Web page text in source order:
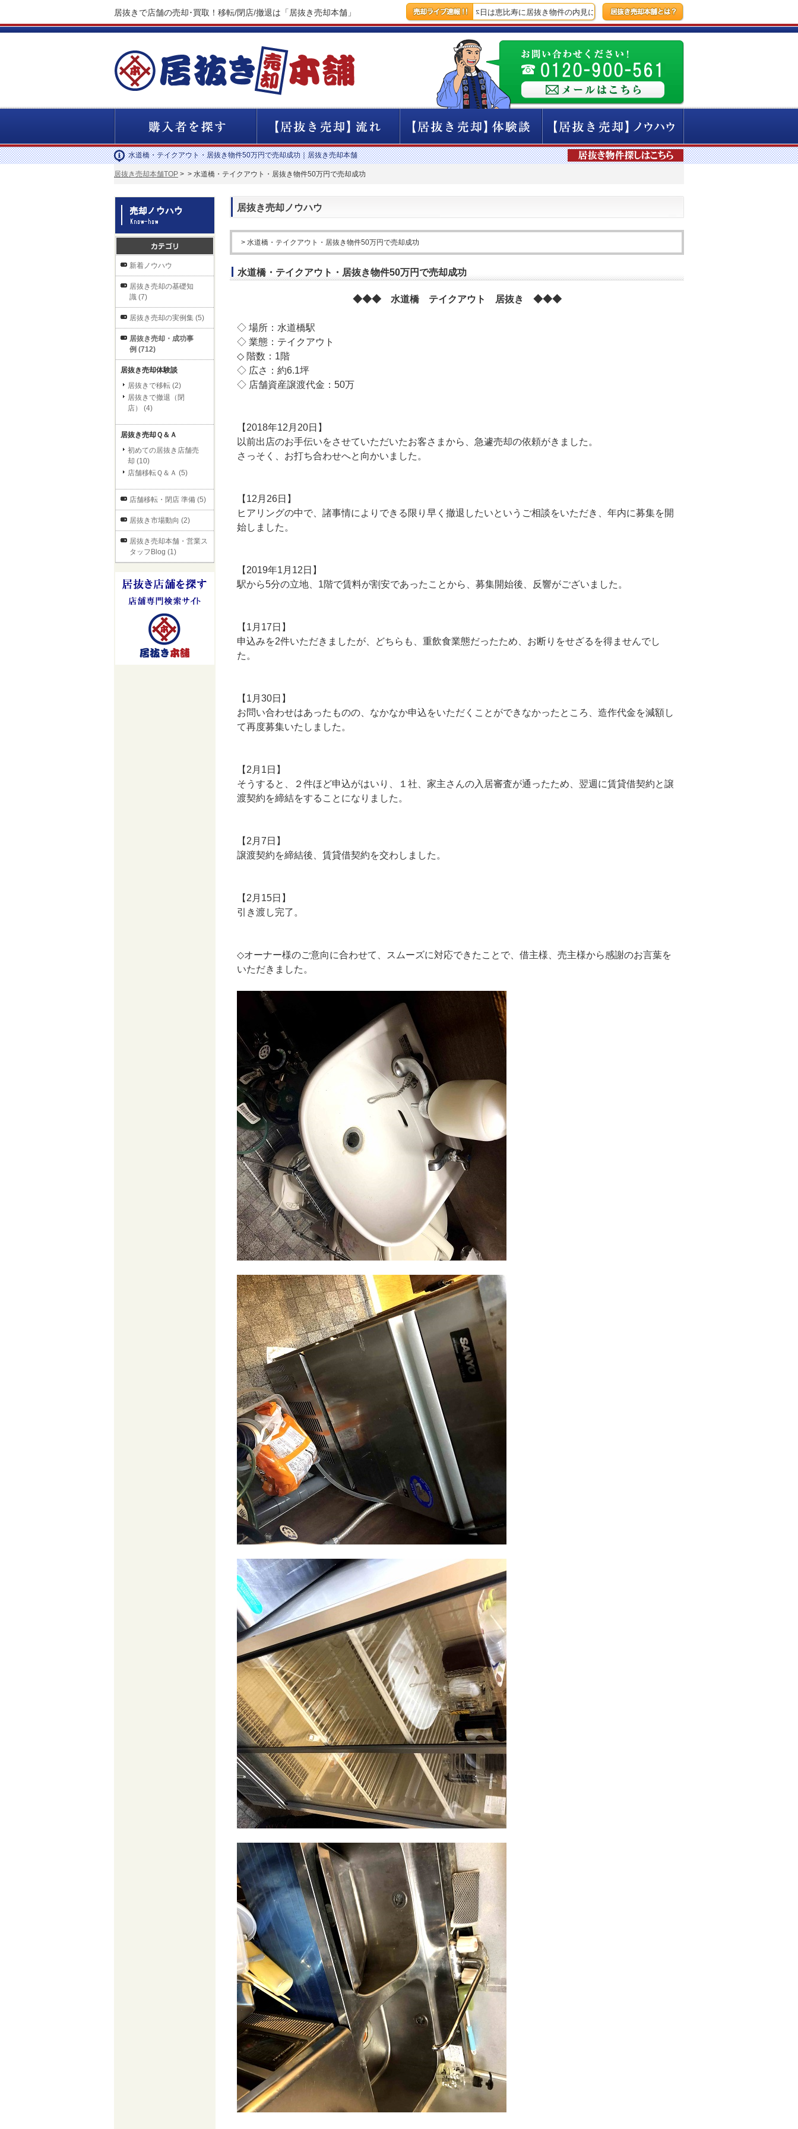
居抜きで店舗の売却･買取！移転/閉店/撤退は「居抜き売却本舗」 【4時間前】本日は恵比寿に居抜き物件の内見に行ってきました！ 【7時間前】本日は広尾の内見に行ってき
水道橋・テイクアウト・居抜き物件50万円で売却成功｜居抜き売却本舗
居抜き売却本舗TOP > > 水道橋・テイクアウト・居抜き物件50万円で売却成功
居抜き売却ノウハウ
> 水道橋・テイクアウト・居抜き物件50万円で売却成功
水道橋・テイクアウト・居抜き物件50万円で売却成功
◆◆◆ 水道橋 テイクアウト 居抜き ◆◆◆
◇ 場所：水道橋駅
◇ 業態：テイクアウト
◇ 階数：1階
◇ 広さ：約6.1坪
◇ 店舗資産譲渡代金：50万
【2018年12月20日】
以前出店のお手伝いをさせていただいたお客さまから、急遽売却の依頼がきました。
さっそく、お打ち合わせへと向かいました。
【12月26日】
ヒアリングの中で、諸事情によりできる限り早く撤退したいというご相談をいただき、年内に募集を開
始しました。
【2019年1月12日】
駅から5分の立地、1階で賃料が割安であったことから、募集開始後、反響がございました。
【1月17日】
申込みを2件いただきましたが、どちらも、重飲食業態だったため、お断りをせざるを得ませんでし
た。
【1月30日】
お問い合わせはあったものの、なかなか申込をいただくことができなかったところ、造作代金を減額し
て再度募集いたしました。
【2月1日】
そうすると、２件ほど申込がはいり、１社、家主さんの入居審査が通ったため、翌週に賃貸借契約と譲
渡契約を締結をすることになりました。
【2月7日】
譲渡契約を締結後、賃貸借契約を交わしました。
【2月15日】
引き渡し完了。
◇オーナー様のご意向に合わせて、スムーズに対応できたことで、借主様、売主様から感謝のお言葉を
いただきました。
新着ノウハウ
居抜き売却の基礎知
識 (7)
居抜き売却の実例集 (5)
居抜き売却・成功事
例 (712)
居抜き売却体験談
居抜きで移転 (2)
居抜きで撤退（閉
店） (4)
居抜き売却Ｑ＆Ａ
初めての居抜き店舗売
却 (10)
店舗移転Ｑ＆Ａ (5)
店舗移転・閉店 準備 (5)
居抜き市場動向 (2)
居抜き売却本舗・営業ス
タッフBlog (1)